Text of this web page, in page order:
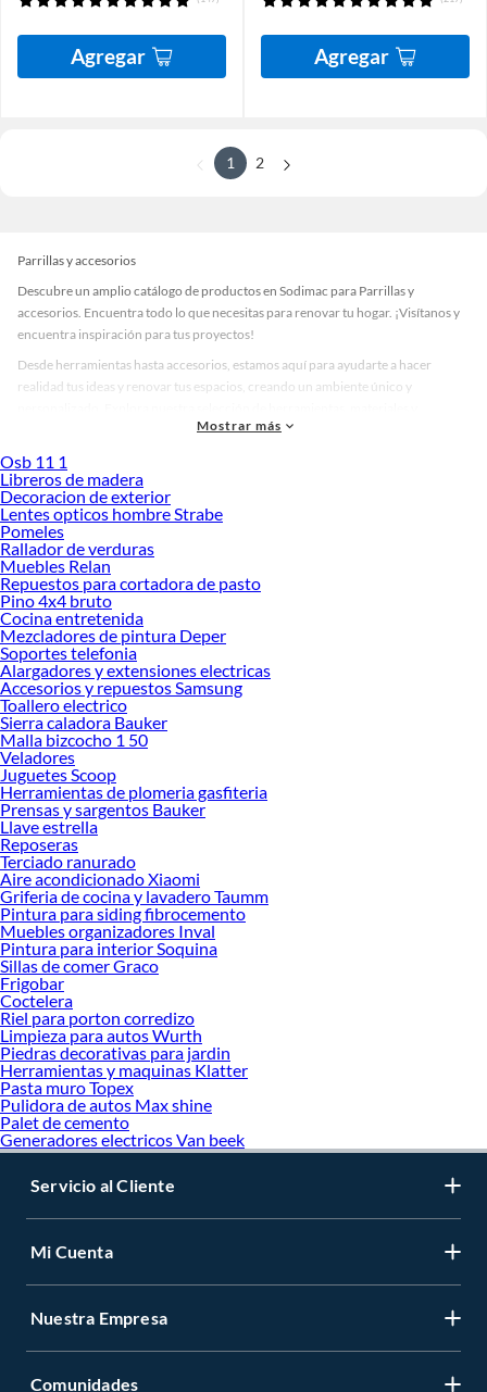
Agregar Agregar
1 2
Parrillas y accesorios
Descubre un amplio catálogo de productos en Sodimac para Parrillas y
accesorios. Encuentra todo lo que necesitas para renovar tu hogar. ¡Visítanos y
encuentra inspiración para tus proyectos!
Desde herramientas hasta accesorios, estamos aquí para ayudarte a hacer
realidad tus ideas y renovar tus espacios, creando un ambiente único y
accesorios de calidad que te ayudarán a crear un espacio más tú.
Desde remodelaciones hasta proyectos de decoración, estamos aquí para hacer
tus ideas realidad. ¡Visítanos y encuentra todo lo que tenemos para ofrecerte en
Parrillas y accesorios!
Explora la variedad de productos de Parrillas y accesorios en Sodimac
Herramientas, materiales y accesorios de calidad para tus proyectos y
renovación de espacios. ¡Visítanos y descubre todo lo que tenemos para
ofrecerte!
Encuentra una amplia variedad de productos de Parrillas y accesorios en
Sodimac. Encuentra todo lo necesario para tus proyectos de renovación y
decoración. ¡Visítanos y haz tus ideas realidad!
Mostrar más
Osb 11 1
Libreros de madera
Decoracion de exterior
Lentes opticos hombre Strabe
Pomeles
Rallador de verduras
Muebles Relan
Repuestos para cortadora de pasto
Pino 4x4 bruto
Cocina entretenida
Mezcladores de pintura Deper
Soportes telefonia
Alargadores y extensiones electricas
Accesorios y repuestos Samsung
Toallero electrico
Sierra caladora Bauker
Malla bizcocho 1 50
Veladores
Juguetes Scoop
Herramientas de plomeria gasfiteria
Prensas y sargentos Bauker
Llave estrella
Reposeras
Terciado ranurado
Aire acondicionado Xiaomi
Griferia de cocina y lavadero Taumm
Pintura para siding fibrocemento
Muebles organizadores Inval
Pintura para interior Soquina
Sillas de comer Graco
Frigobar
Coctelera
Riel para porton corredizo
Limpieza para autos Wurth
Piedras decorativas para jardin
Herramientas y maquinas Klatter
Pasta muro Topex
Pulidora de autos Max shine
Palet de cemento
Generadores electricos Van beek
Servicio al Cliente
Mi Cuenta
Nuestra Empresa
Comunidades